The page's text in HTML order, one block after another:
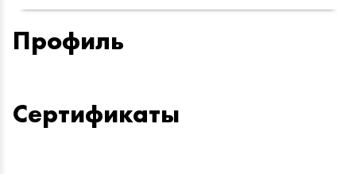
Профиль
Сертификаты